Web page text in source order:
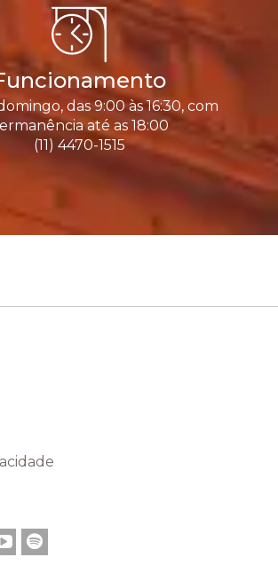
das 9:00 às 16:30, com
até as 18:00
(11) 4470-1515
YouTube
Spotify